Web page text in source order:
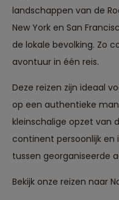
landschappen van de
New York en San
de lokale bevolking. Zo
avontuur in één reis.
Deze reizen zijn ideaal
op een authentieke
kleinschalige opzet van
continent persoonlijk
tussen georganiseerde
Bekijk onze reizen naar